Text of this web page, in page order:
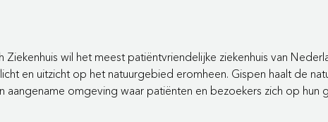
Ziekenhuis wil het meest patiëntvriendelijke ziekenhuis van
en uitzicht op het natuurgebied eromheen. Gispen haalt de
aangename omgeving waar patiënten en bezoekers zich op